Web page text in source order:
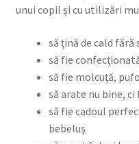
unui copil şi cu utilizări
să ţină de cald
să fie
să fie molcuţă,
să arate nu bine,
să fie cadoul
bebeluş